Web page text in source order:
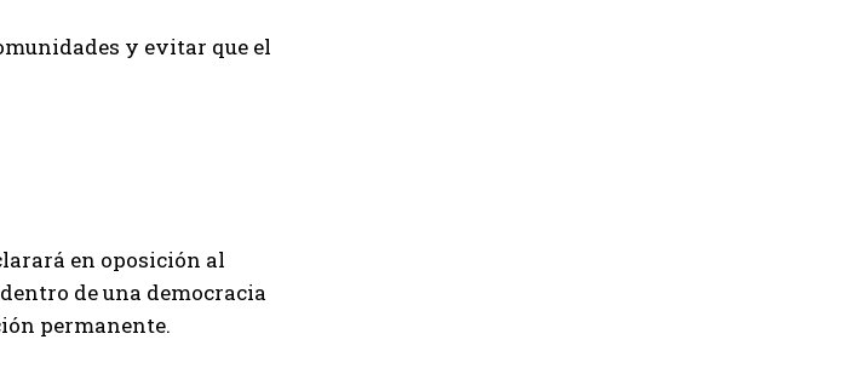
y evitar que el
en oposición al
de una democracia
permanente.